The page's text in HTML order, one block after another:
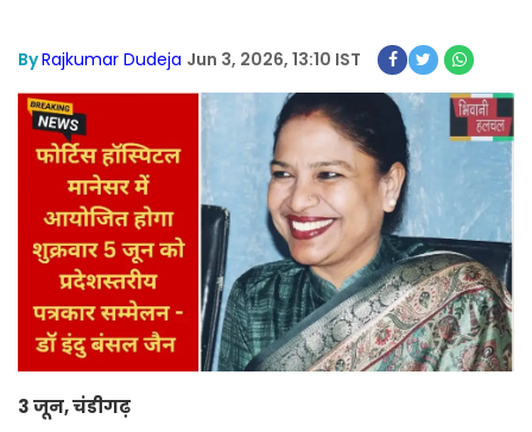
ByRajkumar Dudeja Jun 3, 2026, 13:10 IST
3 जून, चंडीगढ़